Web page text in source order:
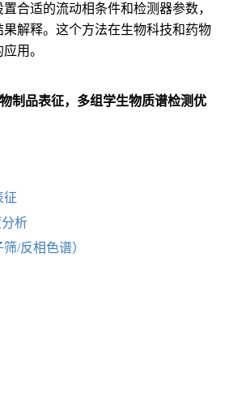
合适的流动相条件和检测器参数，
解释。这个方法在生物科技和药物
用。
制品表征，多组学生物质谱检测优
征
析
/反相色谱）